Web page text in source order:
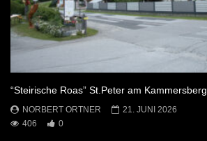
“Steirische Roas” St.Peter am Kammersberg
NORBERT ORTNER
21. JUNI 2026
406
0